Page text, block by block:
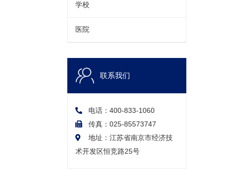
学校
医院
联系我们
电话：400-833-1060
传真：025-85573747
地址：江苏省南京市经济技
术开发区恒竞路25号